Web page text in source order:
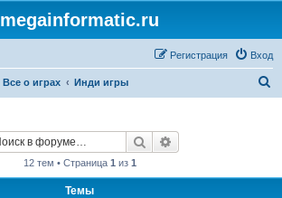
megainformatic.ru
Вход
Регистрация
Все о играх Инди игры
Поиск
12 тем • Страница 1 из 1
Темы